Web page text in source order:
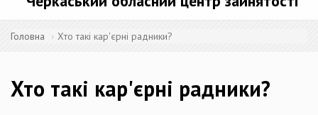
Головна Хто такі кар'єрні радники?
Хто такі кар'єрні радники?